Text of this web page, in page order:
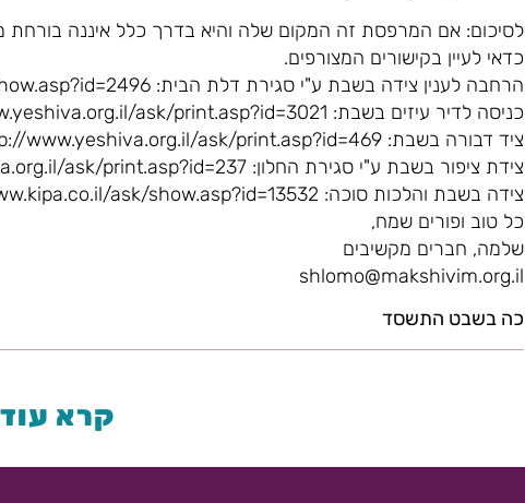
לסיכום: אם המרפסת זה המקום שלה והיא בדרך כלל איננה
כדאי לעיין בקישורים המצורפים.
הרחבה לענין צידה בשבת ע"י סגירת דלת הבית: https://www.kipa.co.il/ask/show.asp?id=2496
כניסה לדיר עיזים בשבת: http://www.yeshiva.org.il/ask/print.asp?id=3021
ציד דבורה בשבת: http://www.yeshiva.org.il/ask/print.asp?id=469
צידת ציפור בשבת ע"י סגירת החלון: http://www.yeshiva.org.il/ask/print.asp?id=237
צידה בשבת והלכות סוכה: https://www.kipa.co.il/ask/show.asp?id=13532
כל טוב ופורים שמח,
שלמה, חברים מקשיבים
shlomo@makshivim.org.il
כה בשבט התשסד
קרא